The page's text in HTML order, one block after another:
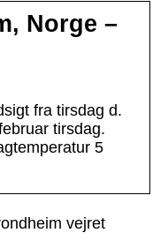
Norge –
fra tirsdag d.
tirsdag.
5
vejret